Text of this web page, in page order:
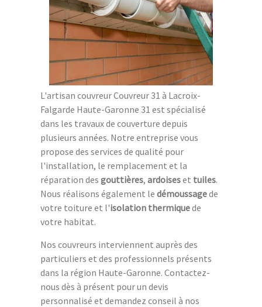
L'artisan couvreur Couvreur 31 à Lacroix-
Falgarde Haute-Garonne 31 est spécialisé
dans les travaux de couverture depuis
plusieurs années. Notre entreprise vous
propose des services de qualité pour
l'installation, le remplacement et la
réparation des gouttières, ardoiseset tuiles.
Nous réalisons également le démoussagede
votre toiture et l'isolation thermiquede
votre habitat.
Nos couvreurs interviennent auprès des
particuliers et des professionnels présents
dans la région Haute-Garonne. Contactez-
nous dès à présent pour un devis
personnalisé et demandez conseil à nos